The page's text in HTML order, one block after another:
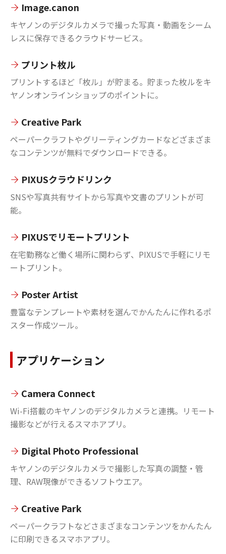
Image.canon
キヤノンのデジタルカメラで撮った写真・動画をシーム
レスに保存できるクラウドサービス。
プリント枚ル
プリントするほど「枚ル」が貯まる。貯まった枚ルをキ
ヤノンオンラインショップのポイントに。
Creative Park
ペーパークラフトやグリーティングカードなどざまざま
なコンテンツが無料でダウンロードできる。
PIXUSクラウドリンク
SNSや写真共有サイトから写真や文書のプリントが可
能。
PIXUSでリモートプリント
在宅勤務など働く場所に関わらず、PIXUSで手軽にリモ
ートプリント。
Poster Artist
豊富なテンプレートや素材を選んでかんたんに作れるポ
スター作成ツール。
アプリケーション
Camera Connect
Wi-Fi搭載のキヤノンのデジタルカメラと連携。リモート
撮影などが行えるスマホアプリ。
Digital Photo Professional
キヤノンのデジタルカメラで撮影した写真の調整・管
理、RAW現像ができるソフトウエア。
Creative Park
ペーパークラフトなどさまざまなコンテンツをかんたん
に印刷できるスマホアプリ。